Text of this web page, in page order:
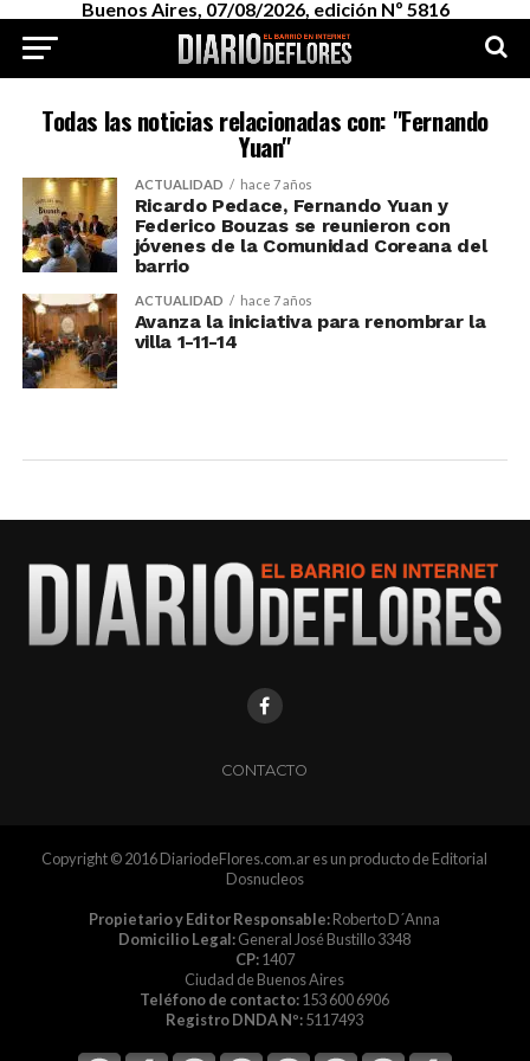
Buenos Aires, 07/08/2026, edición Nº 5816
Todas las noticias relacionadas con: "Fernando
Yuan"
ACTUALIDAD hace 7 años
Ricardo Pedace, Fernando Yuan y
Federico Bouzas se reunieron con
jóvenes de la Comunidad Coreana del
barrio
ACTUALIDAD hace 7 años
Avanza la iniciativa para renombrar la
villa 1-11-14
CONTACTO
Copyright © 2016 DiariodeFlores.com.ar es un producto de Editorial
Dosnucleos
Propietario y Editor Responsable:Roberto D´Anna
Domicilio Legal:General José Bustillo 3348
CP:1407
Ciudad de Buenos Aires
Teléfono de contacto:153 600 6906
Registro DNDA Nº:5117493